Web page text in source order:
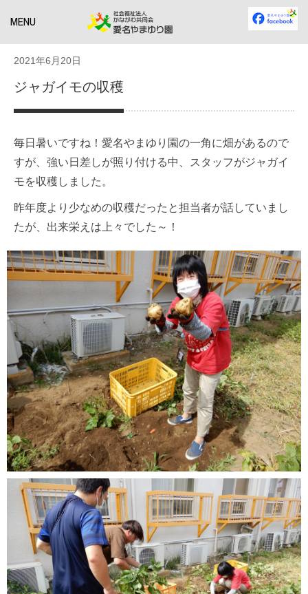
MENU
2021年6月20日
ジャガイモの収穫
毎日暑いですね！愛名やまゆり園の一角に畑があるので
すが、強い日差しが照り付ける中、スタッフがジャガイ
モを収穫しました。
昨年度より少なめの収穫だったと担当者が話していまし
たが、出来栄えは上々でした～！